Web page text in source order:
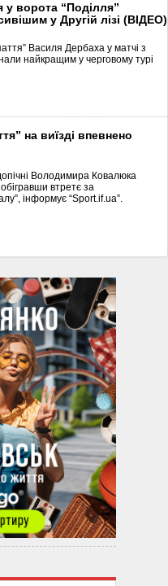
у ворота “Поділля”
у Другій лізі (ВІДЕО)
Василя Дербаха у матчі з
найкращим у черговому турі
на виїзді впевнено
Володимира Ковалюка
втретє за
інформує “Sport.if.ua”.